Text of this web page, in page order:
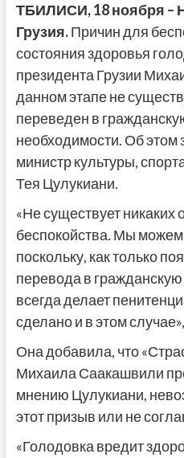
ТБИЛИСИ, 18 ноября –
Грузия.Причин для
состояния здоровья
президента Грузии
данном этапе не
переведен в
необходимости. Об этом
министр культуры,
Тея Цулукиани.
«Не существует никаких
беспокойства. Мы
поскольку, как только
перевода в гражданскую
всегда делает
сделано и в этом
Она добавила, что
Михаила Саакашвили
мнению Цулукиани,
этот призыв или не
«Голодовка вредит